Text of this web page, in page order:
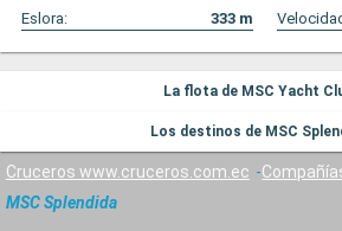
Eslora:
333 m
La flota de MSC Yacht
Los destinos de MSC
Cruceros www.cruceros.com.ec
MSC Splendida